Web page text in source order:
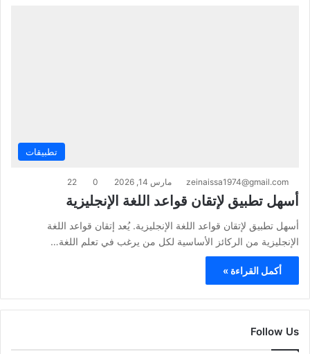
تطبيقات
zeinaissa1974@gmail.com مارس 14, 2026 0
22
أسهل تطبيق لإتقان قواعد اللغة الإنجليزية
أسهل تطبيق لإتقان قواعد اللغة الإنجليزية. يُعد إتقان قواعد اللغة
الإنجليزية من الركائز الأساسية لكل من يرغب في تعلم اللغة…
أكمل القراءة »
Follow Us